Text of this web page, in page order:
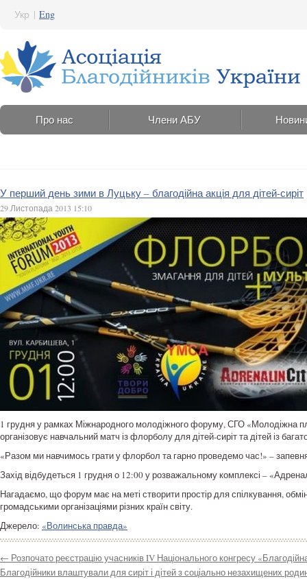
Укр | Eng
Про нас Члени АБУ
У перший день зими в Луцьку – благодійна акція для дітей-сиріт
29 Листопада 2013 15:10
1 грудня у рамках Міжнародного молодіжного форуму, СГО «Молодіжна
організовує навчальний матч із флорболу для дітей-сиріт та дітей із
«Разом ми навчимось грати у флорбол та гарно проведемо час!» –
Захід відбудеться 1 грудня о 12:00 у розважальному комплексі –
Нагадаємо, що форум має на меті створити простір для спілкування,
громадськими організаціями різних країн світу.
Джерело: «Волинська правда»
← Розпочато реєстрацію учасників IV Національного конгресу
Благодійники влаштували для сиріт і дітей з соціально незахищених